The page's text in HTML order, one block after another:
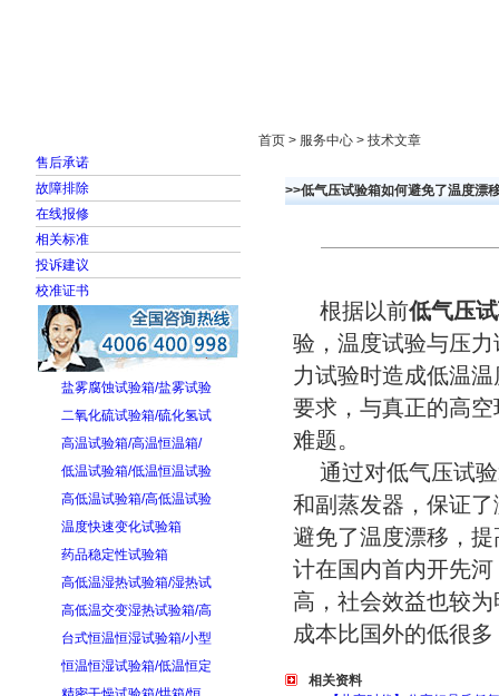
售后承诺
故障排除
在线报修
相关标准
投诉建议
校准证书
盐雾腐蚀试验箱/盐雾试验
二氧化硫试验箱/硫化氢试
高温试验箱/高温恒温箱/
低温试验箱/低温恒温试验
高低温试验箱/高低温试验
温度快速变化试验箱
药品稳定性试验箱
高低温湿热试验箱/湿热试
高低温交变湿热试验箱/高
台式恒温恒湿试验箱/小型
恒温恒湿试验箱/低温恒定
首页 > 服务中心 > 技术文章
>>低气压试验箱如何避免了温度漂
根据以前低气压
验，温度试验与压
力试验时造成低温
要求，与真正的高
难题。
通过对低气压试验
和副蒸发器，保证
避免了温度漂移，
计在国内首内开先
高，社会效益也较
成本比国外的低很
相关资料